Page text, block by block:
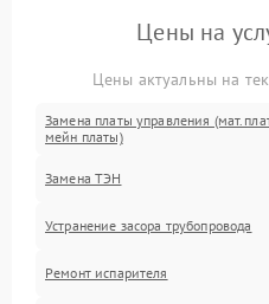
Цены на
Цены актуальны на
Замена платы управления
мейн платы)
Замена ТЭН
Устранение засора трубопровода
Ремонт испарителя